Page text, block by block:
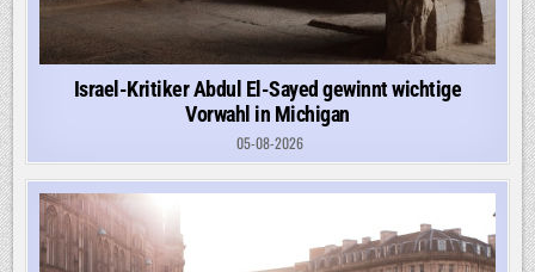
Israel-Kritiker Abdul El-Sayed gewinnt wichtige
Vorwahl in Michigan
05-08-2026